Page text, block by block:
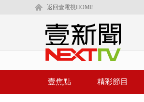
返回壹電視HOME
壹焦點 精彩節目